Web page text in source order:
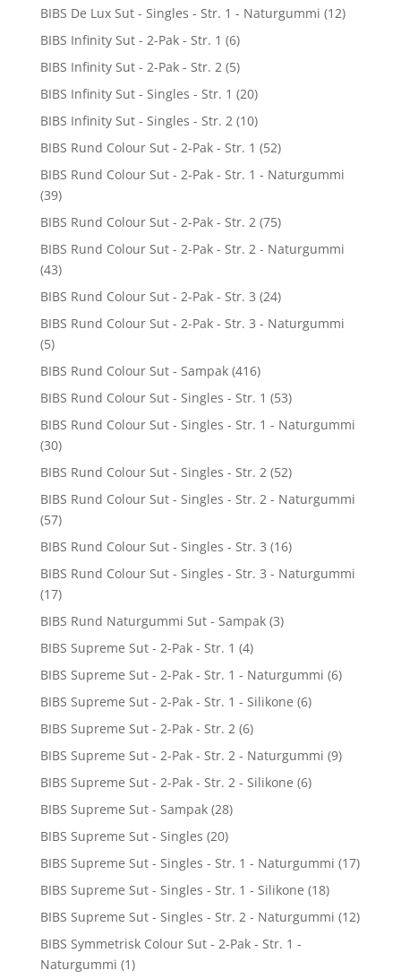
BIBS De Lux Sut - Singles - Str. 1 - Naturgummi (12)
BIBS Infinity Sut - 2-Pak - Str. 1 (6)
BIBS Infinity Sut - 2-Pak - Str. 2 (5)
BIBS Infinity Sut - Singles - Str. 1 (20)
BIBS Infinity Sut - Singles - Str. 2 (10)
BIBS Rund Colour Sut - 2-Pak - Str. 1 (52)
BIBS Rund Colour Sut - 2-Pak - Str. 1 - Naturgummi
(39)
BIBS Rund Colour Sut - 2-Pak - Str. 2 (75)
BIBS Rund Colour Sut - 2-Pak - Str. 2 - Naturgummi
(43)
BIBS Rund Colour Sut - 2-Pak - Str. 3 (24)
BIBS Rund Colour Sut - 2-Pak - Str. 3 - Naturgummi
(5)
BIBS Rund Colour Sut - Sampak (416)
BIBS Rund Colour Sut - Singles - Str. 1 (53)
BIBS Rund Colour Sut - Singles - Str. 1 - Naturgummi
(30)
BIBS Rund Colour Sut - Singles - Str. 2 (52)
BIBS Rund Colour Sut - Singles - Str. 2 - Naturgummi
(57)
BIBS Rund Colour Sut - Singles - Str. 3 (16)
BIBS Rund Colour Sut - Singles - Str. 3 - Naturgummi
(17)
BIBS Rund Naturgummi Sut - Sampak (3)
BIBS Supreme Sut - 2-Pak - Str. 1 (4)
BIBS Supreme Sut - 2-Pak - Str. 1 - Naturgummi (6)
BIBS Supreme Sut - 2-Pak - Str. 1 - Silikone (6)
BIBS Supreme Sut - 2-Pak - Str. 2 (6)
BIBS Supreme Sut - 2-Pak - Str. 2 - Naturgummi (9)
BIBS Supreme Sut - 2-Pak - Str. 2 - Silikone (6)
BIBS Supreme Sut - Sampak (28)
BIBS Supreme Sut - Singles (20)
BIBS Supreme Sut - Singles - Str. 1 - Naturgummi (17)
BIBS Supreme Sut - Singles - Str. 1 - Silikone (18)
BIBS Supreme Sut - Singles - Str. 2 - Naturgummi (12)
BIBS Symmetrisk Colour Sut - 2-Pak - Str. 1 -
Naturgummi (1)